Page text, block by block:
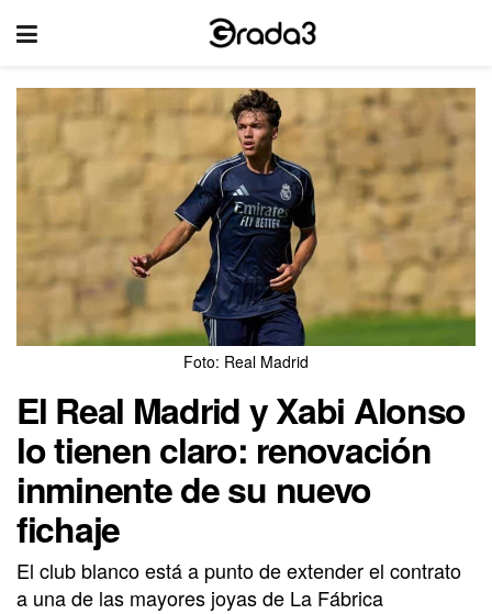
Foto: Real Madrid
El Real Madrid y Xabi Alonso
lo tienen claro: renovación
inminente de su nuevo
fichaje
El club blanco está a punto de extender el contrato
a una de las mayores joyas de La Fábrica